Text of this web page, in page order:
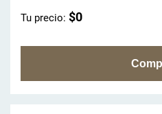
Tu precio: $0